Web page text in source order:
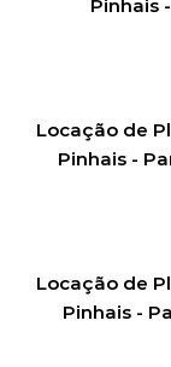
Pinhais
Locação de
Pinhais -
Locação de
Pinhais -